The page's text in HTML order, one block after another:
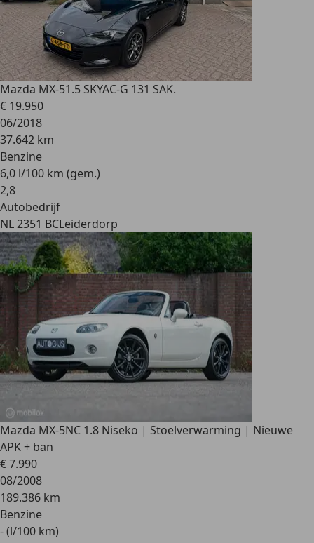
Mazda MX-51.5 SKYAC-G 131 SAK.
€ 19.950
06/2018
37.642 km
Benzine
6,0 l/100 km (gem.)
2,8
Autobedrijf
NL 2351 BCLeiderdorp
Mazda MX-5NC 1.8 Niseko | Stoelverwarming | Nieuwe
APK + ban
€ 7.990
08/2008
189.386 km
Benzine
- (l/100 km)